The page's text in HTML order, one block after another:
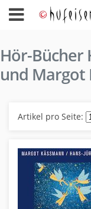
Hör-Bücher
und Margot
Artikel pro Seite: